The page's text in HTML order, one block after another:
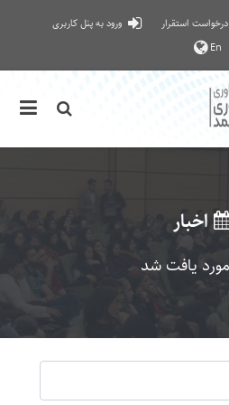
درخواست استقرار
ورود به پنل کاربری
En
اخبار